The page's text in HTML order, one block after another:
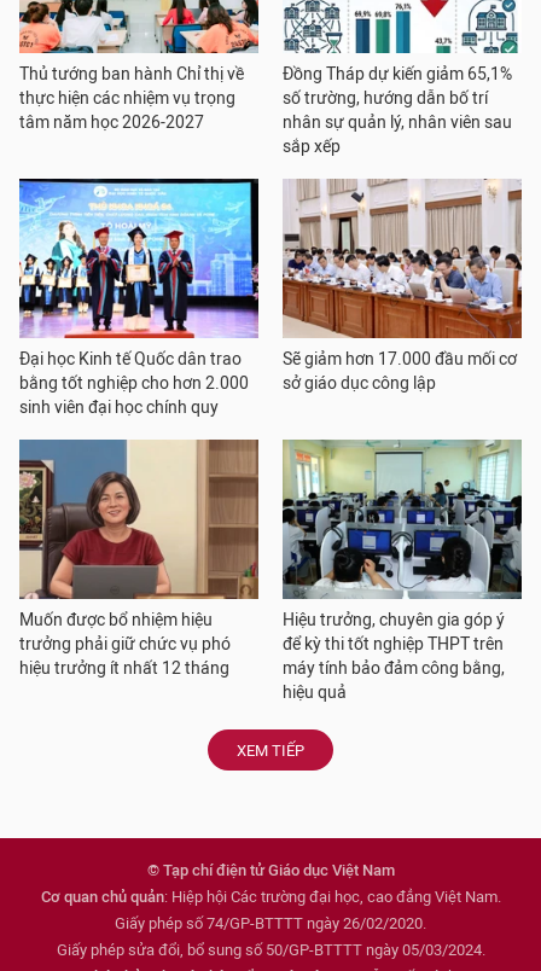
Thủ tướng ban hành Chỉ thị về
thực hiện các nhiệm vụ trọng
tâm năm học 2026-2027
Đồng Tháp dự kiến giảm 65,1%
số trường, hướng dẫn bố trí
nhân sự quản lý, nhân viên sau
sắp xếp
Đại học Kinh tế Quốc dân trao
bằng tốt nghiệp cho hơn 2.000
sinh viên đại học chính quy
Sẽ giảm hơn 17.000 đầu mối cơ
sở giáo dục công lập
Muốn được bổ nhiệm hiệu
trưởng phải giữ chức vụ phó
hiệu trưởng ít nhất 12 tháng
Hiệu trưởng, chuyên gia góp ý
để kỳ thi tốt nghiệp THPT trên
máy tính bảo đảm công bằng,
hiệu quả
XEM TIẾP
© Tạp chí điện tử Giáo dục Việt Nam
Cơ quan chủ quản: Hiệp hội Các trường đại học, cao đẳng Việt Nam.
Giấy phép số 74/GP-BTTTT ngày 26/02/2020.
Giấy phép sửa đổi, bổ sung số 50/GP-BTTTT ngày 05/03/2024.